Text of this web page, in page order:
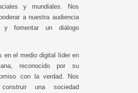
y mundiales. Nos
a nuestra audiencia
y fomentar un diálogo
en el medio digital líder en
reconocido por su
con la verdad. Nos
una sociedad